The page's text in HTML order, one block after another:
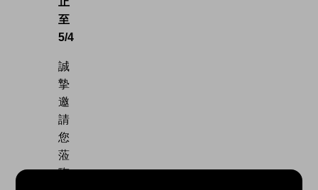
至
5/4
誠
摯
邀
請
您
蒞
臨